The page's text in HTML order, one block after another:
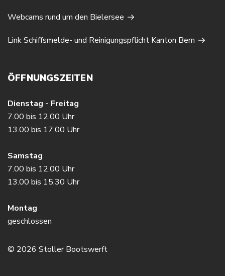
Webcams rund um den Bielersee
Link Schiffsmelde- und Reinigungspflicht Kanton Bern
ÖFFNUNGSZEITEN
Dienstag - Freitag
7.00 bis 12.00 Uhr
13.00 bis 17.00 Uhr
Samstag
7.00 bis 12.00 Uhr
13.00 bis 15.30 Uhr
Montag
geschlossen
© 2026 Stoller Bootswerft